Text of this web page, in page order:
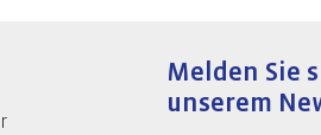
Melden Sie
unserem